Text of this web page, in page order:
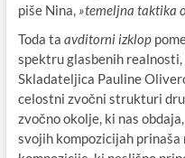
piše Nina, »temeljna taktika
Toda ta avditorni izklop
spektru glasbenih
Skladateljica Pauline
celostni zvočni strukturi
zvočno okolje, ki nas
svojih kompozicijah prinaša